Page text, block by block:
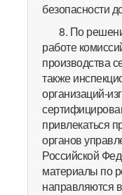
безопасности
8. По
работе
производства
также
организаций-
привлекаться
органов
Российской
материалы по
направляются